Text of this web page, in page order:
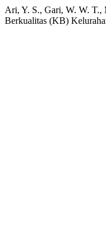
Ari, Y. S., Gari, W. W. T.,
Berkualitas (KB)